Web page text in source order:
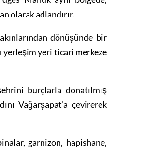
olarak adlandırır.
dönüşünde bir
yerleşim yeri ticari merkeze
burçlarla donatılmış
Vağarşapat’a çevirerek
garnizon, hapishane,